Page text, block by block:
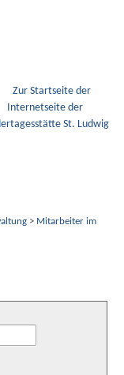
> Mitarbeiter im